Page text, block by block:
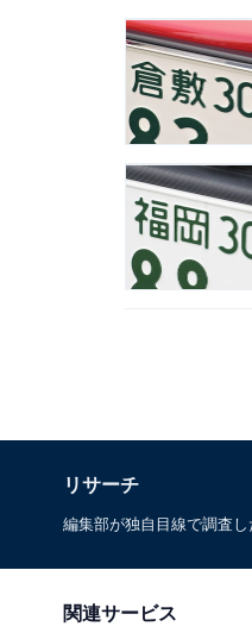
リサーチ
編集部が独自目線で調査
関連サービス